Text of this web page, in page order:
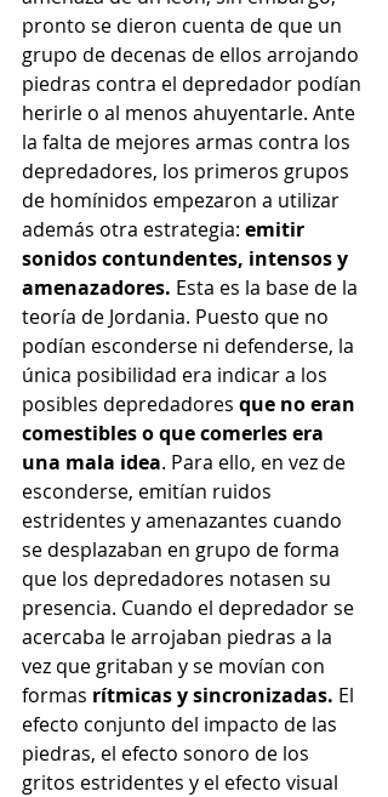
pronto se dieron cuenta de que un
grupo de decenas de ellos arrojando
piedras contra el depredador podían
herirle o al menos ahuyentarle. Ante
la falta de mejores armas contra los
depredadores, los primeros grupos
de homínidos empezaron a utilizar
además otra estrategia: emitir
sonidos contundentes, intensos y
amenazadores. Esta es la base de la
teoría de Jordania. Puesto que no
podían esconderse ni defenderse, la
única posibilidad era indicar a los
posibles depredadores que no eran
comestibles o que comerles era
una mala idea. Para ello, en vez de
esconderse, emitían ruidos
estridentes y amenazantes cuando
se desplazaban en grupo de forma
que los depredadores notasen su
presencia. Cuando el depredador se
acercaba le arrojaban piedras a la
vez que gritaban y se movían con
formas rítmicas y sincronizadas. El
efecto conjunto del impacto de las
piedras, el efecto sonoro de los
gritos estridentes y el efecto visual